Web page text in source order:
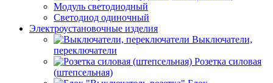
Модуль светодиодный
Светодиод одиночный
Электроустановочные изделия
Выключатели,
переключатели
Розетка силовая
(штепсельная)